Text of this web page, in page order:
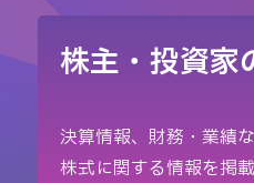
株主・投資家
決算情報、財務・業績
株式に関する情報を掲載